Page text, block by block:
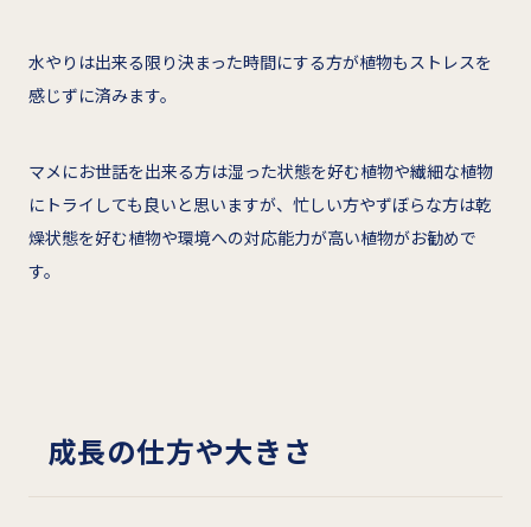
水やりは出来る限り決まった時間にする方が植物もストレスを
感じずに済みます。
マメにお世話を出来る方は湿った状態を好む植物や繊細な植物
にトライしても良いと思いますが、忙しい方やずぼらな方は乾
燥状態を好む植物や環境への対応能力が高い植物がお勧めで
す。
成長の仕方や大きさ